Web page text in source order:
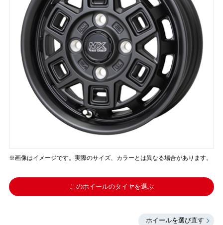
※画像はイメージです。実際のサイズ、カラーとは異なる場合があります。
このホイールのタイヤを選ぶ
ホイールを選び直す